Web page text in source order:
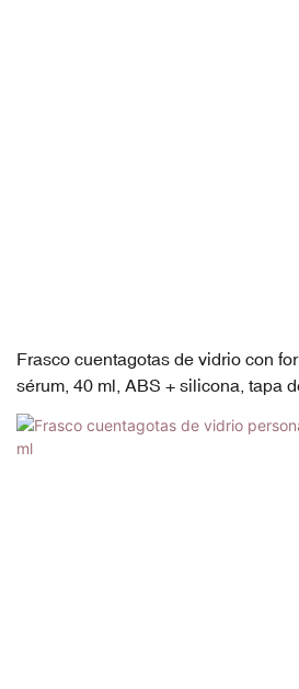
Frasco cuentagotas de vidrio con
sérum, 40 ml, ABS + silicona, tapa